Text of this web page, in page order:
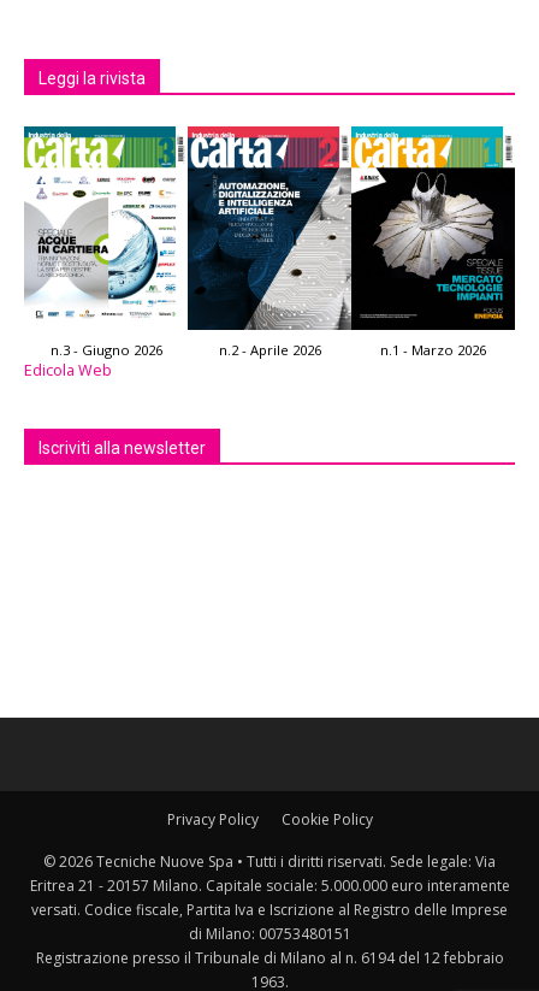
Leggi la rivista
n.3 - Giugno 2026 n.2 - Aprile 2026 n.1 - Marzo 2026
Edicola Web
Iscriviti alla newsletter
Privacy Policy Cookie Policy
© 2026 Tecniche Nuove Spa • Tutti i diritti riservati. Sede legale: Via
Eritrea 21 - 20157 Milano. Capitale sociale: 5.000.000 euro interamente
versati. Codice fiscale, Partita Iva e Iscrizione al Registro delle Imprese
di Milano: 00753480151
Registrazione presso il Tribunale di Milano al n. 6194 del 12 febbraio
1963.